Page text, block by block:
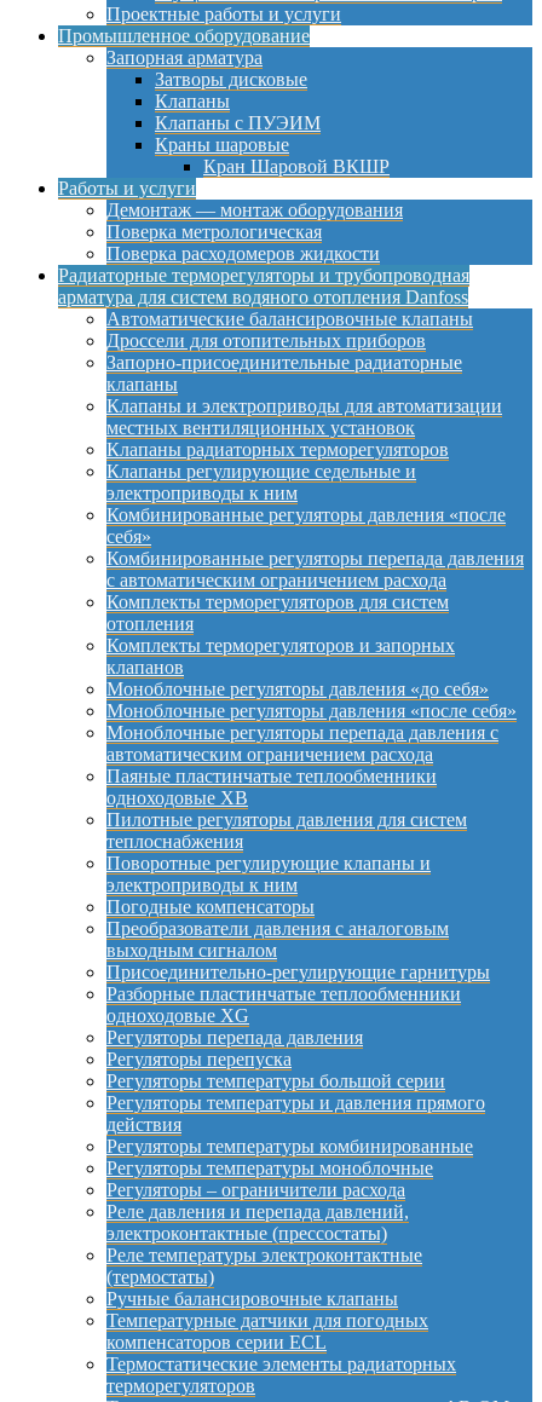
Проектные работы и услуги
Промышленное оборудование
Запорная арматура
Затворы дисковые
Клапаны
Клапаны с ПУЭИМ
Краны шаровые
Кран Шаровой ВКШР
Работы и услуги
Демонтаж — монтаж оборудования
Поверка метрологическая
Поверка расходомеров жидкости
Радиаторные терморегуляторы и трубопроводная
арматура для систем водяного отопления Danfoss
Автоматические балансировочные клапаны
Дроссели для отопительных приборов
Запорно-присоединительные радиаторные
клапаны
Клапаны и электроприводы для автоматизации
местных вентиляционных установок
Клапаны радиаторных терморегуляторов
Клапаны регулирующие седельные и
электроприводы к ним
Комбинированные регуляторы давления «после
себя»
Комбинированные регуляторы перепада давления
с автоматическим ограничением расхода
Комплекты терморегуляторов для систем
отопления
Комплекты терморегуляторов и запорных
клапанов
Моноблочные регуляторы давления «до себя»
Моноблочные регуляторы давления «после себя»
Моноблочные регуляторы перепада давления с
автоматическим ограничением расхода
Паяные пластинчатые теплообменники
одноходовые XB
Пилотные регуляторы давления для систем
теплоснабжения
Поворотные регулирующие клапаны и
электроприводы к ним
Погодные компенсаторы
Преобразователи давления с аналоговым
выходным сигналом
Присоединительно-регулирующие гарнитуры
Разборные пластинчатые теплообменники
одноходовые XG
Регуляторы перепада давления
Регуляторы перепуска
Регуляторы температуры большой серии
Регуляторы температуры и давления прямого
действия
Регуляторы температуры комбинированные
Регуляторы температуры моноблочные
Регуляторы – ограничители расхода
Реле давления и перепада давлений,
электроконтактные (прессостаты)
Реле температуры электроконтактные
(термостаты)
Ручные балансировочные клапаны
Температурные датчики для погодных
компенсаторов серии ECL
Термостатические элементы радиаторных
терморегуляторов